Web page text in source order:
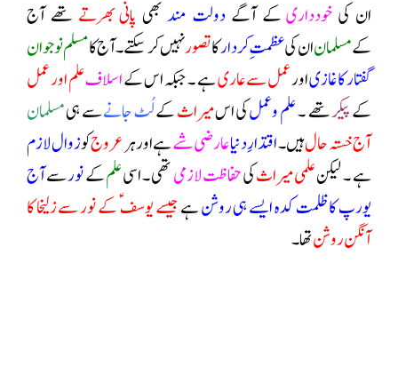
ان کی خودداریکے آگے دولت مندبھی پانی بھرتے تھے آج
کےمسلمانان کیعظمتِ کردارکاتصورنہیں کر سکتے ۔ آج کامسلم نوجوان
گفتار کا غازیاورعمل سے عاریہے ۔ جبکہ اس کےاسلافعلم اور عمل
کےپیکرتھے ۔علم وعملکی اسمیراثکےلُٹ جانےسے ہیمسلمان
آج خستہ حالہیں ۔اقتدارِ دنیاعارضی شےہے اور ہرعروجکوزوال لازم
ہے ۔ لیکنعلمی میراثکیحفاظت لازمی تھی ۔ اسیعلمکےنورسےآج
یورپ کا ظلمت کدہ ایسے ہی روشنہےجیسے یوسف ؑ کے نور سے زلیخا کا
آنگن روشنتھا۔